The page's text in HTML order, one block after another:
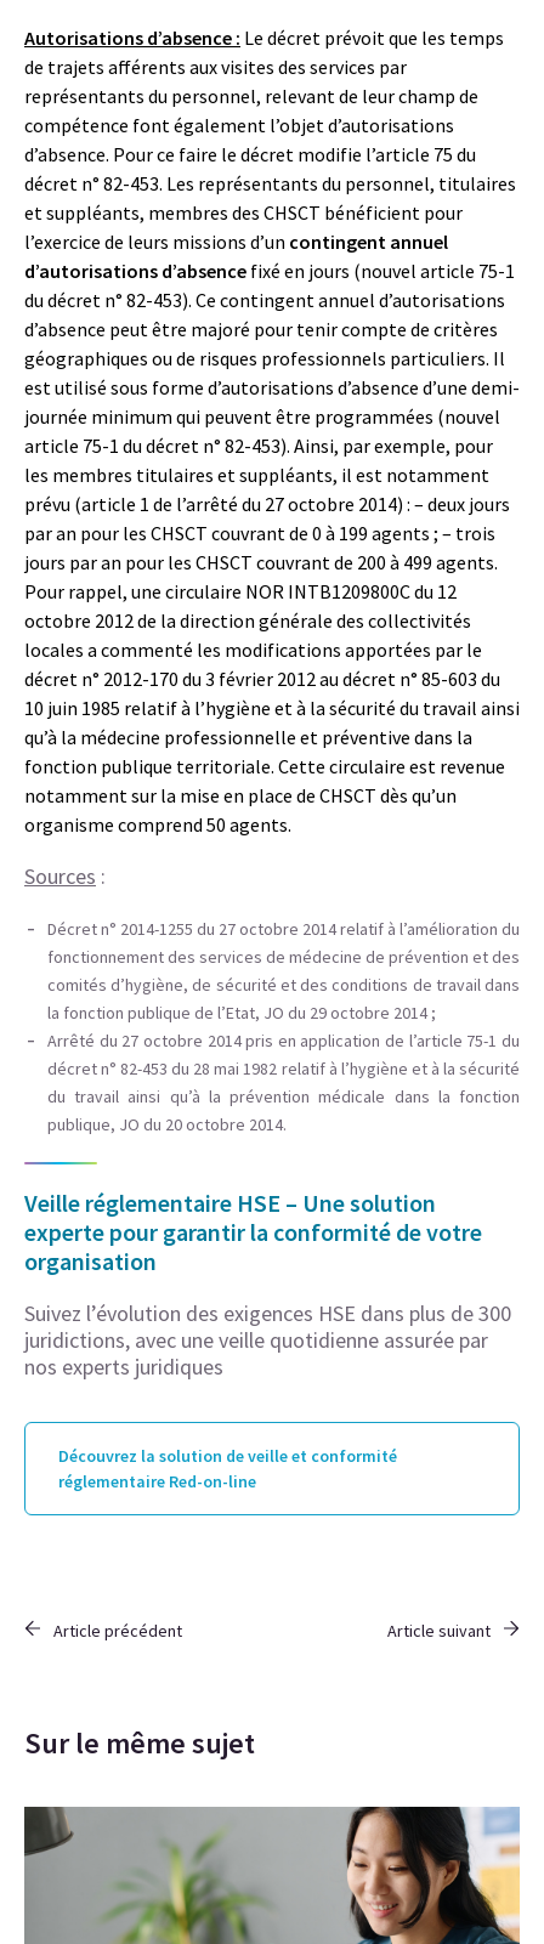
Autorisations d’absence : Le décret prévoit que les temps
de trajets afférents aux visites des services par
représentants du personnel, relevant de leur champ de
compétence font également l’objet d’autorisations
d’absence. Pour ce faire le décret modifie l’article 75 du
décret n° 82-453. Les représentants du personnel, titulaires
et suppléants, membres des CHSCT bénéficient pour
l’exercice de leurs missions d’un contingent annuel
d’autorisations d’absence fixé en jours (nouvel article 75-1
du décret n° 82-453). Ce contingent annuel d’autorisations
d’absence peut être majoré pour tenir compte de critères
géographiques ou de risques professionnels particuliers. Il
est utilisé sous forme d’autorisations d’absence d’une demi-
journée minimum qui peuvent être programmées (nouvel
article 75-1 du décret n° 82-453). Ainsi, par exemple, pour
les membres titulaires et suppléants, il est notamment
prévu (article 1 de l’arrêté du 27 octobre 2014) : – deux jours
par an pour les CHSCT couvrant de 0 à 199 agents ; – trois
jours par an pour les CHSCT couvrant de 200 à 499 agents.
Pour rappel, une circulaire NOR INTB1209800C du 12
octobre 2012 de la direction générale des collectivités
locales a commenté les modifications apportées par le
décret n° 2012-170 du 3 février 2012 au décret n° 85-603 du
10 juin 1985 relatif à l’hygiène et à la sécurité du travail ainsi
qu’à la médecine professionnelle et préventive dans la
fonction publique territoriale. Cette circulaire est revenue
notamment sur la mise en place de CHSCT dès qu’un
organisme comprend 50 agents.
Sources :
Décret n° 2014-1255 du 27 octobre 2014 relatif à l’amélioration du
fonctionnement des services de médecine de prévention et des
comités d’hygiène, de sécurité et des conditions de travail dans
la fonction publique de l’Etat, JO du 29 octobre 2014 ;
Arrêté du 27 octobre 2014 pris en application de l’article 75-1 du
décret n° 82-453 du 28 mai 1982 relatif à l’hygiène et à la sécurité
du travail ainsi qu’à la prévention médicale dans la fonction
publique, JO du 20 octobre 2014.
Veille réglementaire HSE – Une solution
experte pour garantir la conformité de votre
organisation
Suivez l’évolution des exigences HSE dans plus de 300
juridictions, avec une veille quotidienne assurée par
nos experts juridiques
Découvrez la solution de veille et conformité
réglementaire Red-on-line
Article précédent Article suivant
Sur le même sujet